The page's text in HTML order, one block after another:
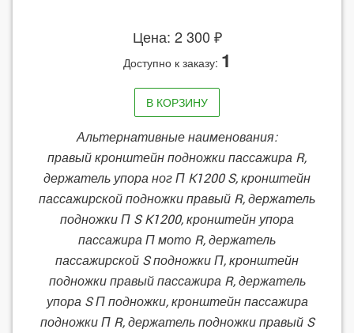
Цена: 2 300 ₽
Доступно к заказу: 1
В КОРЗИНУ
Альтернативные наименования:
правый кронштейн подножки пассажира R,
держатель упора ног П K1200 S, кронштейн
пассажирской подножки правый R, держатель
подножки П S K1200, кронштейн упора
пассажира П мото R, держатель
пассажирской S подножки П, кронштейн
подножки правый пассажира R, держатель
упора S П подножки, кронштейн пассажира
подножки П R, держатель подножки правый S